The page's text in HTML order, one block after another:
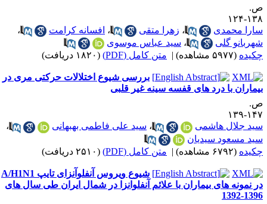
۱۲۴
محمدی
،زهرا متقی ،افسانه کرامت
،
گلی
،سید عباس موسوی
(۵۹۷۷ مشاهده) | متن کامل (PDF) (۱۸۲۰ دریافت)
بررسی شیوع اختلالات حرکتی مری در
با درد های قفسه سینه غیر قلبی
۱۳۹
جلال هاشمی
،سید علی فاطمی بهبهانی
،
مسعود سیدیان
(۶۷۹۲ مشاهده) | متن کامل (PDF) (۲۵۱۰ دریافت)
شیوع ویروس آنفلوآنزای تایپ A/H1N1
نمونه های بیماران با علائم آنفلوانزا در شمال ایران طی سال های
1396-